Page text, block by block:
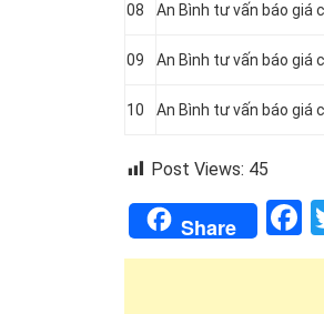
08 An Bình tư vấn báo giá
09 An Bình tư vấn báo giá
10 An Bình tư vấn báo giá
Post Views: 45
Share